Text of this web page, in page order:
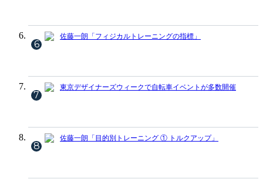
6
佐藤一朗「フィジカルトレーニングの指標」
7
東京デザイナーズウィークで自転車イベントが多数開催
8
佐藤一朗「目的別トレーニング ① トルクアップ」